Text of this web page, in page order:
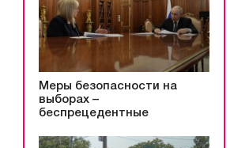
Меры безопасности на
выборах –
беспрецедентные